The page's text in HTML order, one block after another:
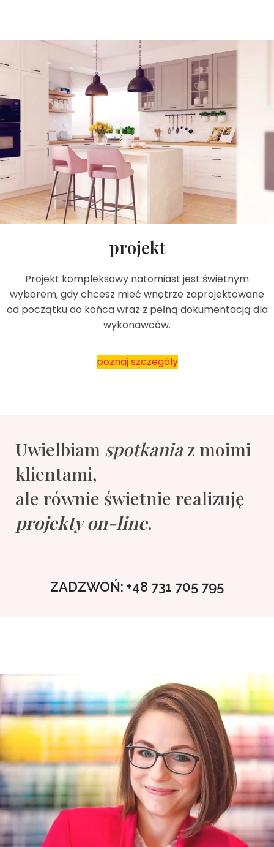
projekt
Projekt kompleksowy natomiast jest świetnym
wyborem, gdy chcesz mieć wnętrze zaprojektowane
od początku do końca wraz z pełną dokumentacją dla
wykonawców.
poznaj szczególy
Uwielbiam spotkania z moimi
klientami,
ale równie świetnie realizuję
projekty on-line.
ZADZWOŃ: +48 731 705 795